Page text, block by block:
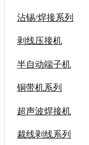
沾锡/焊接系列
剥线压接机
半自动端子机
铜带机系列
超声波焊接机
裁线剥线系列